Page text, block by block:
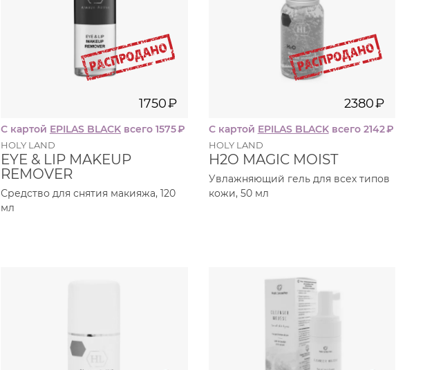
1750₽
С картой EPILAS BLACKвсего 1575₽
HOLY LAND
EYE & LIP MAKEUP
REMOVER
Средство для снятия макияжа, 120
мл
2380₽
С картой EPILAS BLACKвсего 2142₽
HOLY LAND
H2O MAGIC MOIST
Увлажняющий гель для всех типов
кожи, 50 мл
1900